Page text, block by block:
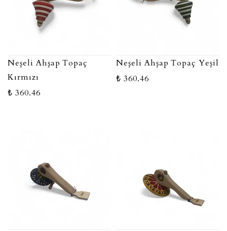
Neşeli Ahşap Topaç
Kırmızı
₺ 360.46
Neşeli Ahşap Topaç Yeşil
₺ 360.46